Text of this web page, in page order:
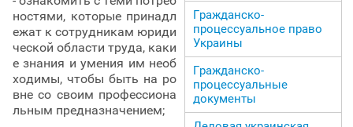
ностями, которые принадл
ежат к сотрудникам юриди
ческой области труда, каки
е знания и умения им необ
ходимы, чтобы быть на ро
вне со своим профессиона
льным предназначением;
Гражданско-
процессуальное право
Украины
Гражданско-
процессуальные
документы